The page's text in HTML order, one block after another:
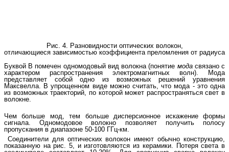
Рис. 4. Разновидности оптических волокон,
отличающиеся зависимостью коэффициента преломления от радиуса
Буквой В помечен одномодовый вид волокна (понятие модасвязано с
характером распространения электромагнитных волн). Мода
представляет собой одно из возможных решений уравнения
Максвелла. В упрощенном виде можно считать, что мода - это одна
из возможных траекторий, по которой может распространяться свет в
волокне.
Чем больше мод, тем больше дисперсионное искажение формы
сигнала. Одномодовое волокно позволяет получить полосу
пропускания в диапазоне 50-100 ГГц-км.
Соединители для оптических волокон имеют обычно конструкцию,
показанную на рис. 5, и изготовляются из керамики. Потеря света в